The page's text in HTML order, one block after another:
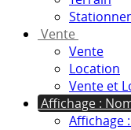
Vente
Vente
Location
Vente et
Affichage :
Affichage